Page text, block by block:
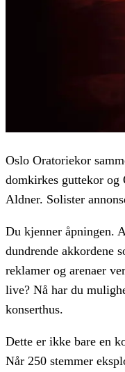
Oslo Oratoriekor
domkirkes guttekor
Aldner. Solister
Du kjenner åpningen.
dundrende akkordene
reklamer og arenaer
live? Nå har du
konserthus.
Dette er ikke bare en
Når 250 stemmer